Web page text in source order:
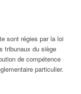
sont régies par la loi
tribunaux du siège
de compétence
particulier.